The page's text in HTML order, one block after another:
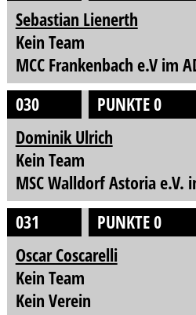
Sebastian Lienerth
Kein Team
MCC Frankenbach e.V im
030
PUNKTE 0
Dominik Ulrich
Kein Team
MSC Walldorf Astoria e.V.
031
PUNKTE 0
Oscar Coscarelli
Kein Team
Kein Verein